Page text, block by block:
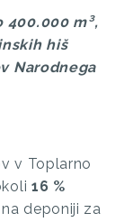
m³,
hiš
Narodnega
v Toplarno
16 %
deponiji za